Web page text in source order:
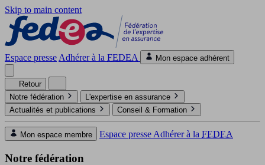
Skip to main content
Espace presse Adhérer à la FEDEA Mon espace adhérent
Retour
Notre fédération
L'expertise en assurance
Actualités et publications
Conseil & Formation
Mon espace membre Espace presse Adhérer à la FEDEA
Notre fédération